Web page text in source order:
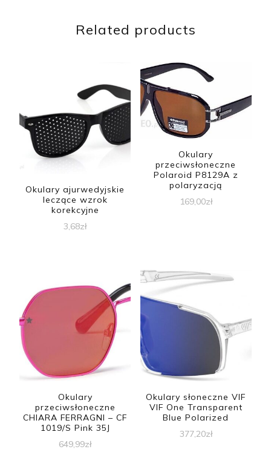
Related products
Okulary ajurwedyjskie
leczące wzrok
korekcyjne
3,68zł
Okulary
przeciwsłoneczne
Polaroid P8129A z
polaryzacją
169,00zł
Okulary
przeciwsłoneczne
CHIARA FERRAGNI – CF
1019/S Pink 35J
649,99zł
Okulary słoneczne VIF
VIF One Transparent
Blue Polarized
377,20zł